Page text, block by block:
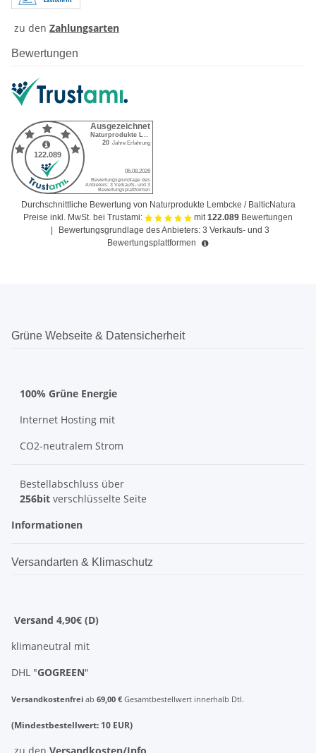
zu den Zahlungsarten
Bewertungen
Durchschnittliche Bewertung von Naturprodukte Lembcke / BalticNatura
Preise inkl. MwSt. bei Trustami:
mit122.089 Bewertungen
Bewertungsgrundlage des Anbieters: 3 Verkaufs- und 3
Bewertungsplattformen
Grüne Webseite & Datensicherheit
100% Grüne Energie
Internet Hosting mit
CO2-neutralem Strom
Bestellabschluss über
256bit verschlüsselte Seite
Informationen
Versandarten & Klimaschutz
Versand 4,90€ (D)
klimaneutral mit
DHL "GOGREEN"
Versandkostenfrei ab 69,00 € Gesamtbestellwert innerhalb Dtl.
(Mindestbestellwert: 10 EUR)